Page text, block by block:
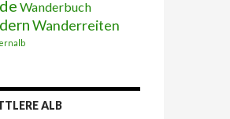
Wanderbuch
Wanderreiten
ALB